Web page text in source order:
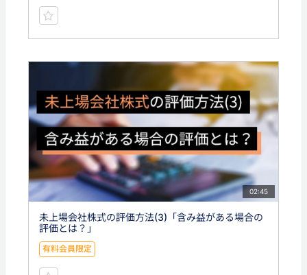
02:45
未上場会社株式の評価方法(3)「含み益がある場合の
評価とは？」
有料会員限定